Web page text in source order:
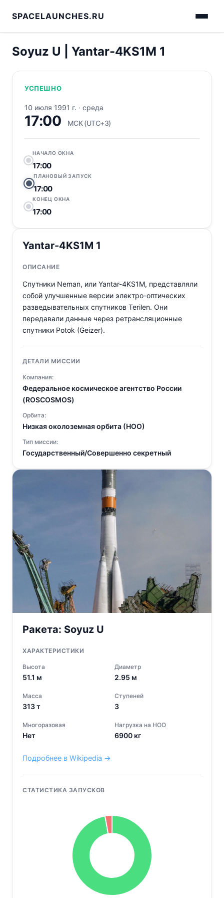
SPACELAUNCHES.RU
Soyuz U | Yantar-4KS1M 1
УСПЕШНО
10 июля 1991 г. · среда
17:00 МСК (UTC+3)
НАЧАЛО ОКНА
17:00
ПЛАНОВЫЙ ЗАПУСК
17:00
КОНЕЦ ОКНА
17:00
Yantar-4KS1M 1
ОПИСАНИЕ
Спутники Neman, или Yantar-4KS1M, представляли
собой улучшенные версии электро-оптических
разведывательных спутников Terilen. Они
передавали данные через ретрансляционные
спутники Potok (Geizer).
ДЕТАЛИ МИССИИ
Компания:
Федеральное космическое агентство России
(ROSCOSMOS)
Орбита:
Низкая околоземная орбита (НОО)
Тип миссии:
Государственный/Совершенно секретный
Ракета: Soyuz U
ХАРАКТЕРИСТИКИ
Высота
51.1 м
Диаметр
2.95 м
Масса
313т
Ступеней
3
Многоразовая
Нет
Нагрузка на НОО
6900 кг
Подробнее в Wikipedia →
СТАТИСТИКА ЗАПУСКОВ